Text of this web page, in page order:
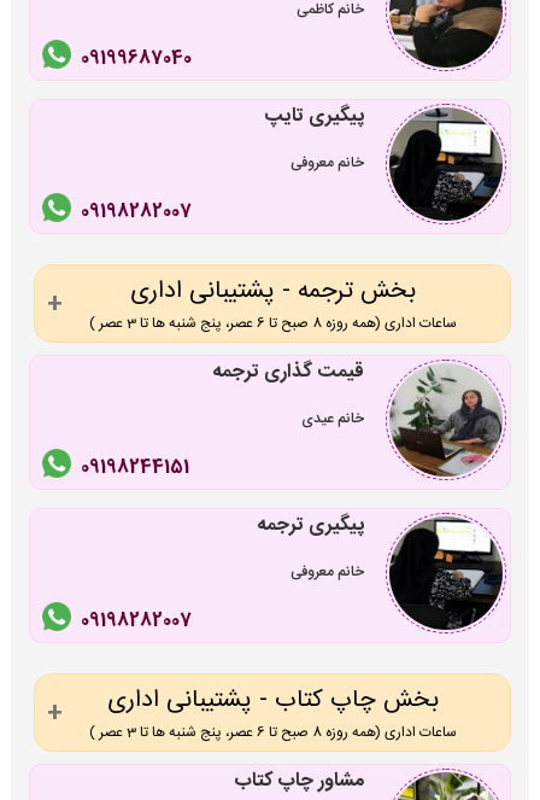
خانم کاظمی
09199687040
پیگیری تایپ
خانم معروفی
09198282007
بخش ترجمه - پشتیبانی اداری
ساعات اداری (همه روزه 8 صبح تا 6 عصر، پنج شنبه ها تا 3 عصر )
قیمت گذاری ترجمه
خانم عیدی
09198244151
پیگیری ترجمه
خانم معروفی
09198282007
بخش چاپ کتاب - پشتیبانی اداری
ساعات اداری (همه روزه 8 صبح تا 6 عصر، پنج شنبه ها تا 3 عصر )
مشاور چاپ کتاب